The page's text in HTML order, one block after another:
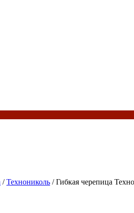
/Технониколь / Гибкая черепица